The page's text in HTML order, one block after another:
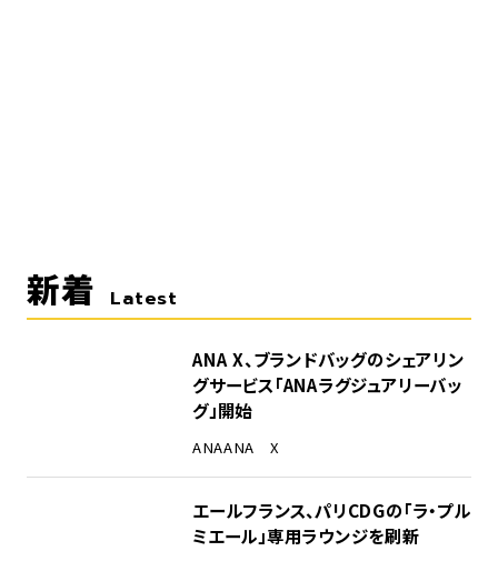
新着 Latest
ANA X、ブランドバッグのシェアリン
グサービス「ANAラグジュアリーバッ
グ」開始
ANAANA X
エールフランス、パリCDGの「ラ・プル
ミエール」専用ラウンジを刷新